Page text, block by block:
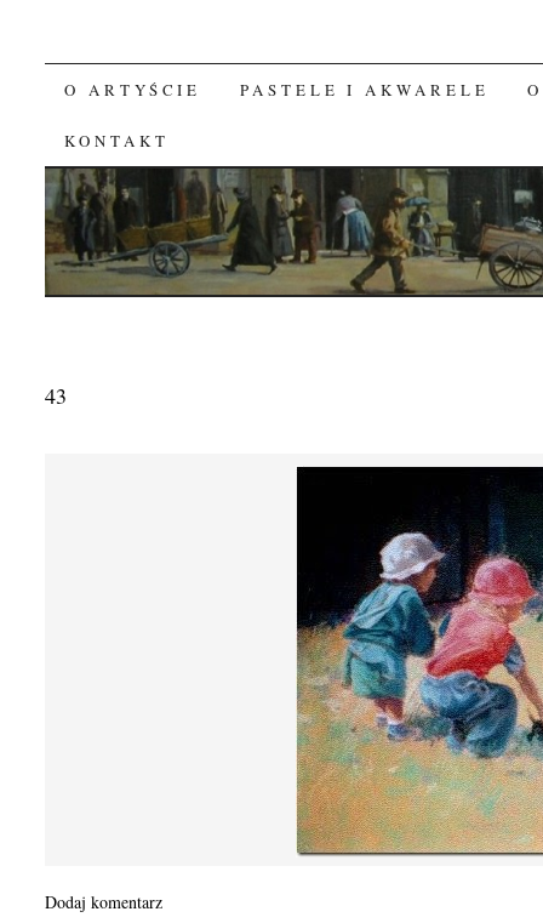
SKIP TO CONTENT
O ARTYŚCIE PASTELE I AKWARELE
KONTAKT
43
Dodaj komentarz